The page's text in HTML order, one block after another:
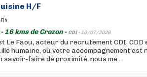
H/F
16 kms de Crozon - CDI - 10/07/2026
Le Faou, acteur du recrutement CDI,
humaine, où votre accompagnement est
savoir-faire de proximité, nous me...